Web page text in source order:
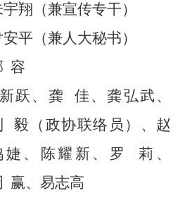
宇翔（兼宣传专干）
安平（兼人大秘书）
容
跃、龚
佳、龚弘武、
毅（政协联络员） 、 赵
婕、陈耀新、罗
莉、
赢、易志高